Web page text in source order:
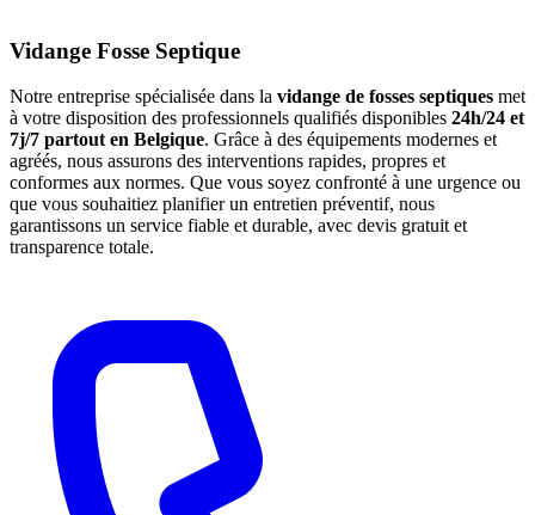
Vidange Fosse Septique
Notre entreprise spécialisée dans la vidange de fosses septiques met
à votre disposition des professionnels qualifiés disponibles 24h/24 et
7j/7 partout en Belgique. Grâce à des équipements modernes et
agréés, nous assurons des interventions rapides, propres et
conformes aux normes. Que vous soyez confronté à une urgence ou
que vous souhaitiez planifier un entretien préventif, nous
garantissons un service fiable et durable, avec devis gratuit et
transparence totale.